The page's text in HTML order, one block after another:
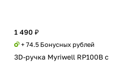
1 490 ₽
+ 74.5 Бонусных рублей
3D-ручка Myriwell RP100B c